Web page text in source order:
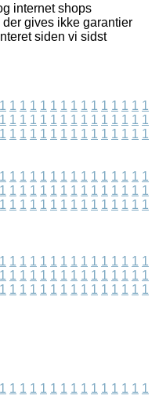
internet shops
gives ikke garantier
siden vi sidst
1 1 1 1 1 1 1 1 1 1 1 1 1 1 1
1 1 1 1 1 1 1 1 1 1 1 1 1 1 1
1 1 1 1 1 1 1 1 1 1 1 1 1 1 1
1 1 1 1 1 1 1 1 1 1 1 1 1 1 1
1 1 1 1 1 1 1 1 1 1 1 1 1 1 1
1 1 1 1 1 1 1 1 1 1 1 1 1 1 1
1 1 1 1 1 1 1 1 1 1 1 1 1 1 1
1 1 1 1 1 1 1 1 1 1 1 1 1 1 1
1 1 1 1 1 1 1 1 1 1 1 1 1 1 1
1 1 1 1 1 1 1 1 1 1 1 1 1 1 1